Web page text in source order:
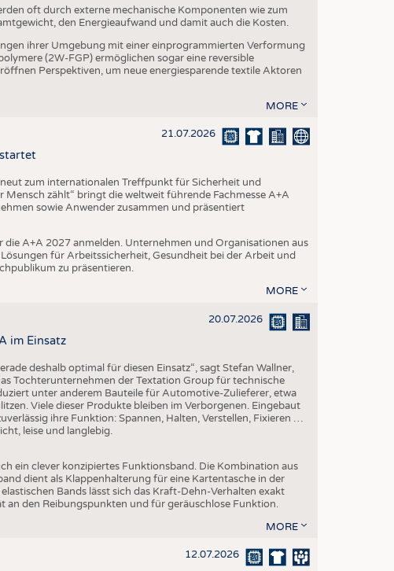
oft durch externe mechanische Komponenten wie zum
den Energieaufwand und damit auch die Kosten.
ihrer Umgebung mit einer einprogrammierten Verformung
(2W-FGP) ermöglichen sogar eine reversible
Perspektiven, um neue energiesparende textile Aktoren
MORE
21.07.2026
zum internationalen Treffpunkt für Sicherheit und
zählt“ bringt die weltweit führende Fachmesse A+A
sowie Anwender zusammen und präsentiert
A+A 2027 anmelden. Unternehmen und Organisationen aus
für Arbeitssicherheit, Gesundheit bei der Arbeit und
zu präsentieren.
MORE
20.07.2026
im Einsatz
deshalb optimal für diesen Einsatz“, sagt Stefan Wallner,
Tochterunternehmen der Textation Group für technische
unter anderem Bauteile für Automotive-Zulieferer, etwa
Viele dieser Produkte bleiben im Verborgenen. Eingebaut
ihre Funktion: Spannen, Halten, Verstellen, Fixieren …
leise und langlebig.
ein clever konzipiertes Funktionsband. Die Kombination aus
dient als Klappenhalterung für eine Kartentasche in der
Bands lässt sich das Kraft-Dehn-Verhalten exakt
an den Reibungspunkten und für geräuschlose Funktion.
MORE
12.07.2026